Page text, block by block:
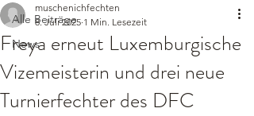
Alle Beiträge
News
Freya erneut Luxemburgische
Vizemeisterin und drei neue
Turnierfechter des DFC
muschenichfechten
8. Juli 2025 1 Min. Lesezeit